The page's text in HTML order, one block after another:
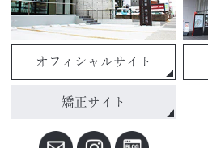
オフィシャルサイト
矯正サイト